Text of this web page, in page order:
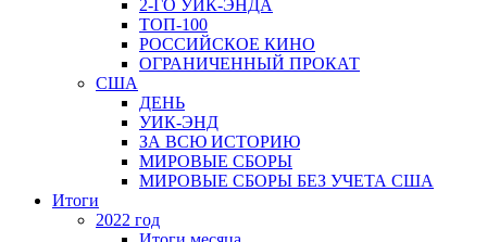
2-ГО УИК-ЭНДА
ТОП-100
РОССИЙСКОЕ КИНО
ОГРАНИЧЕННЫЙ ПРОКАТ
США
ДЕНЬ
УИК-ЭНД
ЗА ВСЮ ИСТОРИЮ
МИРОВЫЕ СБОРЫ
МИРОВЫЕ СБОРЫ БЕЗ УЧЕТА США
Итоги
2022 год